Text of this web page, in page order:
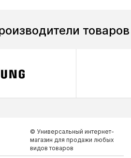
товаров
© Универсальный интернет-
магазин для продажи любых
видов товаров